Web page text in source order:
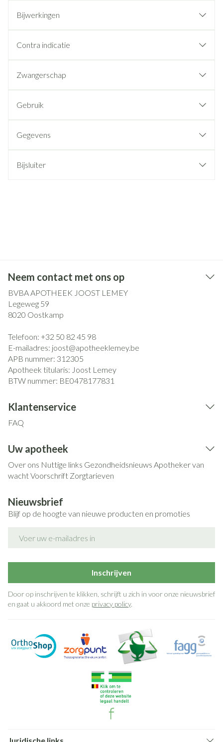
Bijwerkingen
Contra indicatie
Zwangerschap
Gebruik
Gegevens
Bijsluiter
Neem contact met ons op
BVBA APOTHEEK JOOST LEMEY
Legeweg 59
8020 Oostkamp
Telefoon: +32 50 82 45 98
E-mailadres: joost@apotheeklemey.be
APB nummer: 312305
Apotheek titularis: Joost Lemey
BTW nummer: BE0478177831
Klantenservice
FAQ
Uw apotheek
Over ons Nuttige links Gezondheidsnieuws Apotheker van
wachtVoorschrift Zorgtarieven
Nieuwsbrief
Blijf op de hoogte van nieuwe producten en promoties
Inschrijven
Door op inschrijven te klikken, schrijft u zich in voor onze nieuwsbrief
en gaat u akkoord met onze privacy policy.